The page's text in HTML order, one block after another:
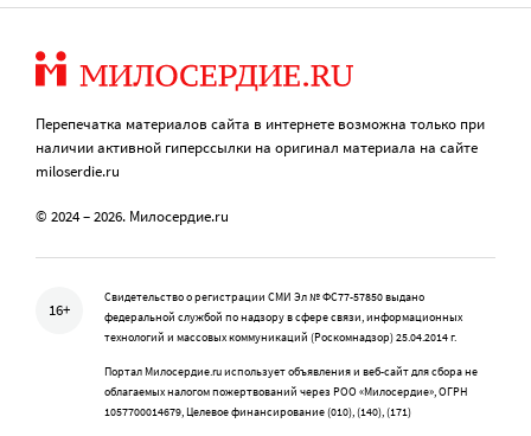
Перепечатка материалов сайта в интернете возможна только при
наличии активной гиперссылки на оригинал материала на сайте
miloserdie.ru
© 2024 – 2026. Милосердие.ru
16+
Свидетельство о регистрации СМИ Эл № ФС77-57850 выдано
федеральной службой по надзору в сфере связи, информационных
технологий и массовых коммуникаций (Роскомнадзор) 25.04.2014 г.
Портал Милосердие.ru использует объявления и веб-сайт для сбора не
облагаемых налогом пожертвований через РОО «Милосердие», ОГРН
1057700014679, Целевое финансирование (010), (140), (171)